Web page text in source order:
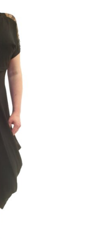
Toevoegen
aan
wenslijst